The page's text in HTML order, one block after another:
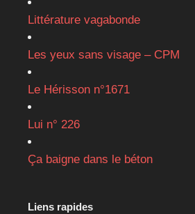
Littérature vagabonde
Les yeux sans visage – CPM
Le Hérisson n°1671
Lui n° 226
Ça baigne dans le béton
Liens rapides